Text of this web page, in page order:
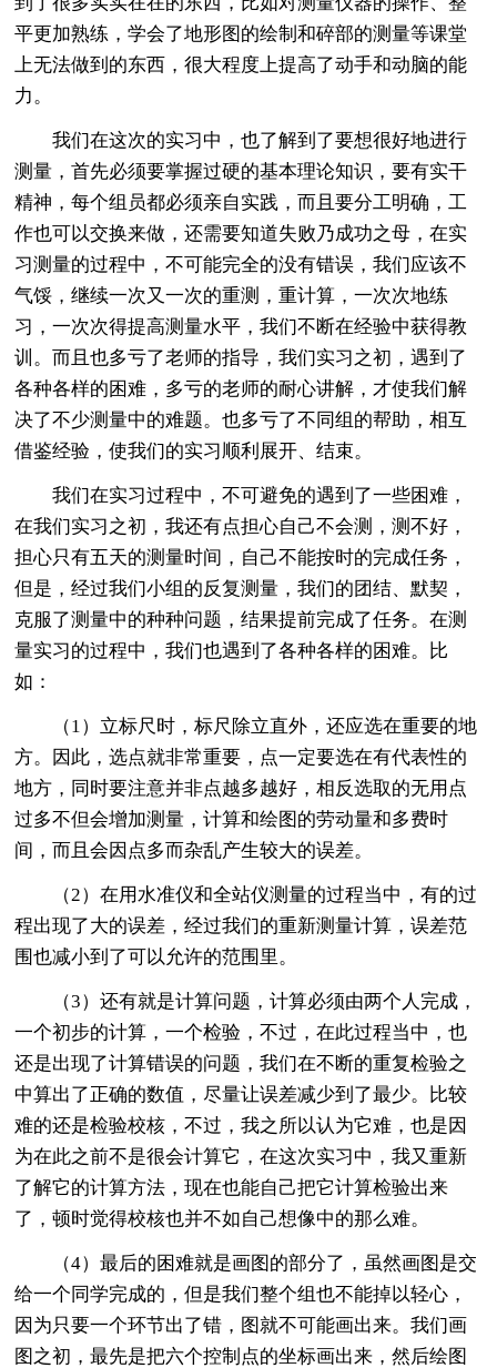
平更加熟练，学会了地形图的绘制和碎部的测量等课堂
上无法做到的东西，很大程度上提高了动手和动脑的能
力。
我们在这次的实习中，也了解到了要想很好地进行
测量，首先必须要掌握过硬的基本理论知识，要有实干
精神，每个组员都必须亲自实践，而且要分工明确，工
作也可以交换来做，还需要知道失败乃成功之母，在实
习测量的过程中，不可能完全的没有错误，我们应该不
气馁，继续一次又一次的重测，重计算，一次次地练
习，一次次得提高测量水平，我们不断在经验中获得教
训。而且也多亏了老师的指导，我们实习之初，遇到了
各种各样的困难，多亏的老师的耐心讲解，才使我们解
决了不少测量中的难题。也多亏了不同组的帮助，相互
借鉴经验，使我们的实习顺利展开、结束。
我们在实习过程中，不可避免的遇到了一些困难，
在我们实习之初，我还有点担心自己不会测，测不好，
担心只有五天的测量时间，自己不能按时的完成任务，
但是，经过我们小组的反复测量，我们的团结、默契，
克服了测量中的种种问题，结果提前完成了任务。在测
量实习的过程中，我们也遇到了各种各样的困难。比
如：
（1）立标尺时，标尺除立直外，还应选在重要的地
方。因此，选点就非常重要，点一定要选在有代表性的
地方，同时要注意并非点越多越好，相反选取的无用点
过多不但会增加测量，计算和绘图的劳动量和多费时
间，而且会因点多而杂乱产生较大的误差。
（2）在用水准仪和全站仪测量的过程当中，有的过
程出现了大的误差，经过我们的重新测量计算，误差范
围也减小到了可以允许的范围里。
（3）还有就是计算问题，计算必须由两个人完成，
一个初步的计算，一个检验，不过，在此过程当中，也
还是出现了计算错误的问题，我们在不断的重复检验之
中算出了正确的数值，尽量让误差减少到了最少。比较
难的还是检验校核，不过，我之所以认为它难，也是因
为在此之前不是很会计算它，在这次实习中，我又重新
了解它的计算方法，现在也能自己把它计算检验出来
了，顿时觉得校核也并不如自己想像中的那么难。
（4）最后的困难就是画图的部分了，虽然画图是交
给一个同学完成的，但是我们整个组也不能掉以轻心，
因为只要一个环节出了错，图就不可能画出来。我们画
图之初，最先是把六个控制点的坐标画出来，然后绘图